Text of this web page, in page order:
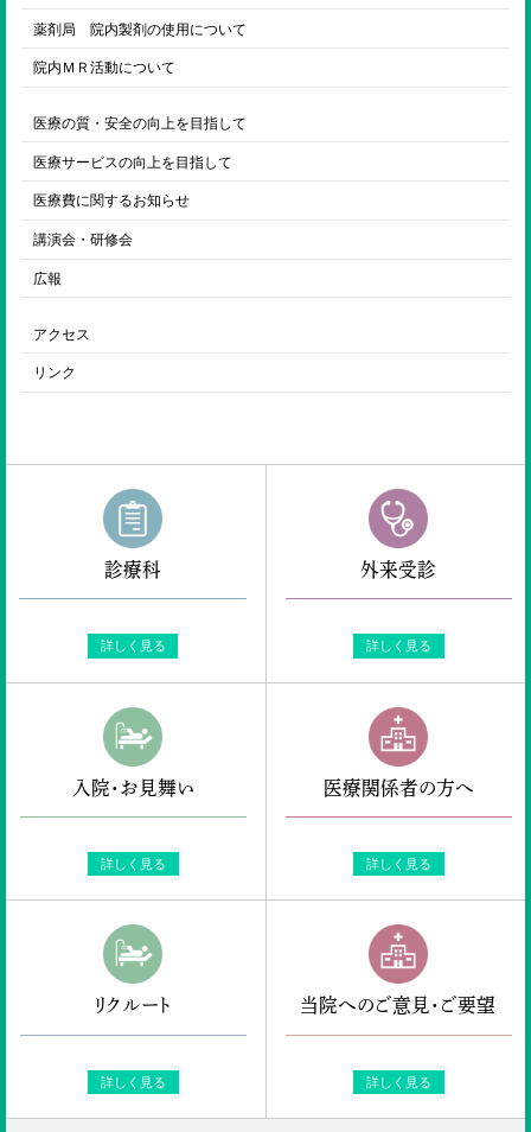
薬剤局 院内製剤の使用について
院内ＭＲ活動について
医療の質・安全の向上を目指して
医療サービスの向上を目指して
医療費に関するお知らせ
講演会・研修会
広報
アクセス
リンク
診療科
詳しく見る
外来受診
詳しく見る
入院・お見舞い
詳しく見る
医療関係者の方へ
詳しく見る
リクルート
詳しく見る
当院へのご意見・ご要望
詳しく見る